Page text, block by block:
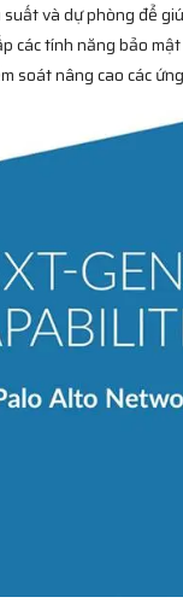
và dự phòng để
các tính năng bảo
soát nâng cao các